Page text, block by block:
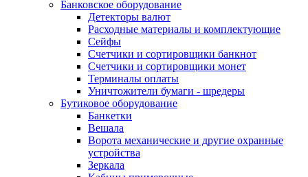
Банковское оборудование
Детекторы валют
Расходные материалы и комплектующие
Сейфы
Счетчики и сортировщики банкнот
Счетчики и сортировщики монет
Терминалы оплаты
Уничтожители бумаги - шредеры
Бутиковое оборудование
Банкетки
Вешала
Ворота механические и другие охранные
устройства
Зеркала